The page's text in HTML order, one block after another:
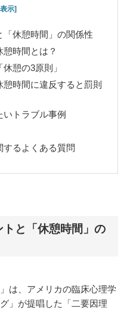
示]
休憩時間」の関係性
時間とは？
憩の3原則」
時間に違反すると罰則
いトラブル事例
るよくある質問
と「休憩時間」の
は、アメリカの臨床心理学
」が提唱した「二要因理